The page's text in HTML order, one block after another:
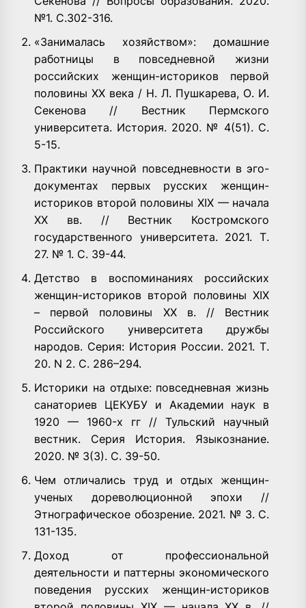
№1. С.302-316.
«Занималась хозяйством»: домашние
работницы в повседневной жизни
российских женщин-историков первой
половины ХХ века / Н. Л. Пушкарева, О. И.
Секенова // Вестник Пермского
университета. История. 2020. № 4(51). С.
5-15.
Практики научной повседневности в эго-
документах первых русских женщин-
историков второй половины XIX — начала
ХХ вв. // Вестник Костромского
государственного университета. 2021. Т.
27. № 1. С. 39-44.
Детство в воспоминаниях российских
женщин-историков второй половины XIX
– первой половины ХХ в. // Вестник
Российского университета дружбы
народов. Серия: История России. 2021. Т.
20. N 2. С. 286–294.
Историки на отдыхе: повседневная жизнь
санаториев ЦЕКУБУ и Академии наук в
1920 — 1960-х гг // Тульский научный
вестник. Серия История. Языкознание.
2020. № 3(3). С. 39-50.
Чем отличались труд и отдых женщин-
ученых дореволюционной эпохи //
Этнографическое обозрение. 2021. № 3. С.
131-135.
Доход от профессиональной
деятельности и паттерны экономического
поведения русских женщин-историков